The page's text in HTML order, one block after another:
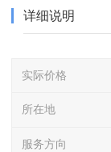
详细说明
实际价格
所在地
服务方向